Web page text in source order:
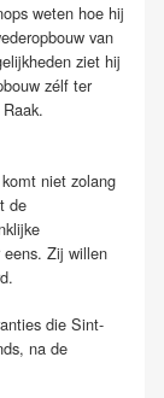
weten hoe hij
van
ziet hij
zélf ter
niet zolang
de
eens. Zij willen
die Sint-
na de